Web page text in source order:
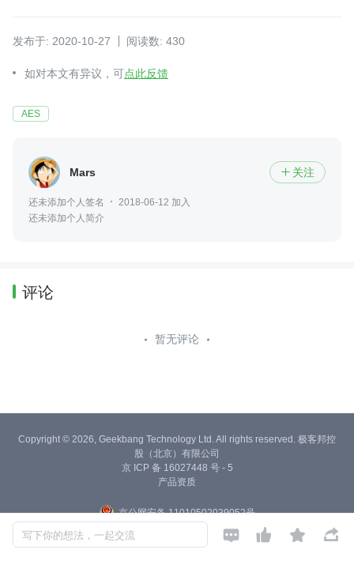
发布于: 2020-10-27 阅读数: 430
如对本文有异议，可点此反馈
AES
Mars  关注
还未添加个人签名
2018-06-12 加入
还未添加个人简介
评论
暂无评论
写下你的想法，一起交流    
Copyright © 2026, Geekbang Technology Ltd. All rights reserved. 极客邦控
股（北京）有限公司
京 ICP 备 16027448 号 - 5
产品资质
京公网安备 11010502039052号